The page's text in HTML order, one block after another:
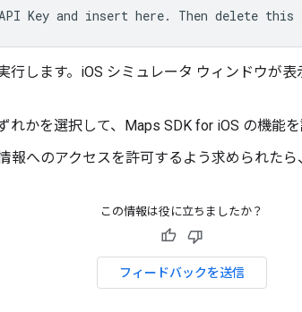
Key and insert here. Then delete
行します。iOS シミュレータ ウィンドウが表
れかを選択して、Maps SDK for iOS の機能を
報へのアクセスを許可するよう求められたら
この情報は役に立ちましたか？
フィードバックを送信